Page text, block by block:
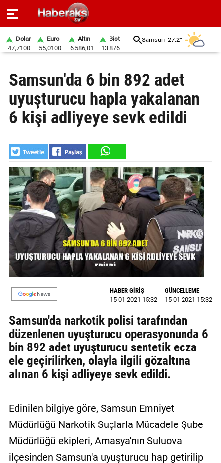
SPOR
YAŞAM
EKONOMİ
BELEDİYELER
SAĞLIK
SİYASET
EĞİTİM
GALERİ
VİDEO
YAZARLAR
BİZE
Künye
İletişim
Gizlilik
Sözleşmesi
Kullanıcı
Sözleşmesi
Dolar
47,7100
Euro
55,0100
Altın
6.586,01
Bist
13.876
Samsun 27.2°
Samsun'da 6 bin 892 adet
uyuşturucu hapla yakalanan
6 kişi adliyeye sevk edildi
HABER GİRİŞ
15 01 2021 15:32
GÜNCELLEME
15 01 2021 15:32
Samsun'da narkotik polisi tarafından
düzenlenen uyuşturucu operasyonunda 6
bin 892 adet uyuşturucu sentetik ecza
ele geçirilirken, olayla ilgili gözaltına
alınan 6 kişi adliyeye sevk edildi.
Edinilen bilgiye göre, Samsun Emniyet
Müdürlüğü Narkotik Suçlarla Mücadele Şube
Müdürlüğü ekipleri, Amasya'nın Suluova
ilçesinden Samsun'a uyuşturucu hap getirilip